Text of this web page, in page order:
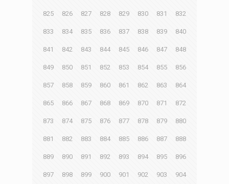
825 826 827 828 829 830 831 832
833 834 835 836 837 838 839 840
841 842 843 844 845 846 847 848
849 850 851 852 853 854 855 856
857 858 859 860 861 862 863 864
865 866 867 868 869 870 871 872
873 874 875 876 877 878 879 880
881 882 883 884 885 886 887 888
889 890 891 892 893 894 895 896
897 898 899 900 901 902 903 904